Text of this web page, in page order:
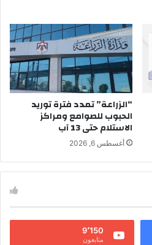
“الزراعة” تمدد فترة توريد
الحبوب للصوامع ومراكز
الاستلام حتى 13 آب
أغسطس 6, 2026
9٬150
متابعون